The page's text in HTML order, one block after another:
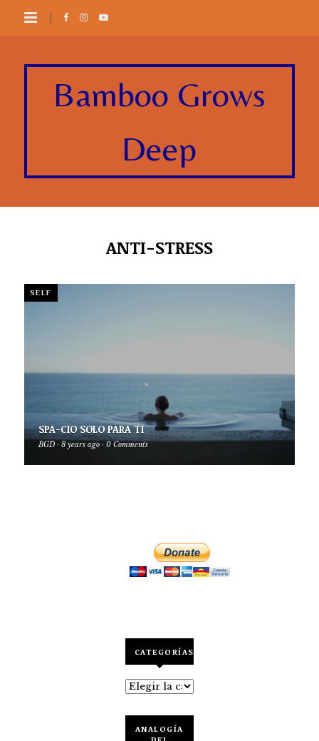
Bamboo Grows
Deep
ANTI-STRESS
SELF
SPA-CIO SOLO PARA TI
BGD · 8 years ago · 0 Comments
CATEGORÍAS
Categorías
ANALOGÍA